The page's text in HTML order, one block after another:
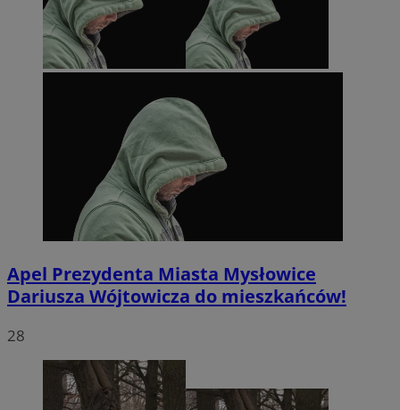
Apel Prezydenta Miasta Mysłowice
Dariusza Wójtowicza do mieszkańców!
28